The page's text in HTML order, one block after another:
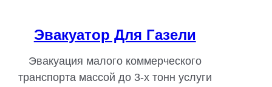
Эвакуатор Для Газели
Эвакуация малого коммерческого
транспорта массой до 3-х тонн услуги